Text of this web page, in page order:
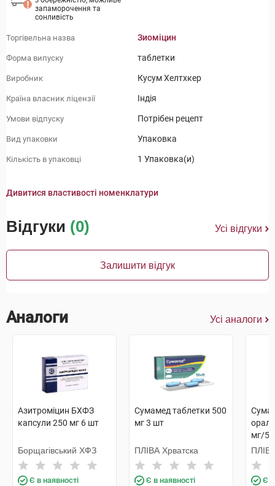
запаморочення та
сонливість
Торгівельна назва Зиоміцин
Форма випуску таблетки
Виробник Кусум Хелтхкер
Країна власник ліцензії Індія
Умови відпуску Потрібен рецепт
Вид упаковки Упаковка
Кількість в упаковці 1 Упаковка(и)
Дивитися властивості номенклатури
Відгуки (0) Усі відгуки
Залишити відгук
Аналоги Усі аналоги
Азитроміцин БХФЗ
капсули 250 мг 6 шт
Борщагівський ХФЗ
Є в наявності
Сумамед таблетки 500
мг 3 шт
ПЛІВА Хрватска
Є в наявності
мг/5
Є в